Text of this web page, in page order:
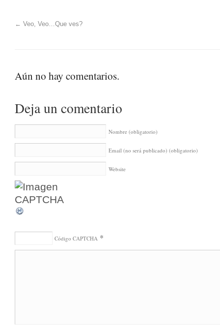
← Veo, Veo…Que ves?
Aún no hay comentarios.
Deja un comentario
Nombre (obligatorio)
Email (no será publicado) (obligatorio)
Website
Código CAPTCHA *